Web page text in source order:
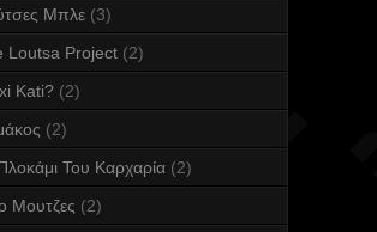
Μπλε (3)
Loutsa Project (2)
Kati? (2)
(2)
Του Καρχαρία (2)
Μουτζες (2)